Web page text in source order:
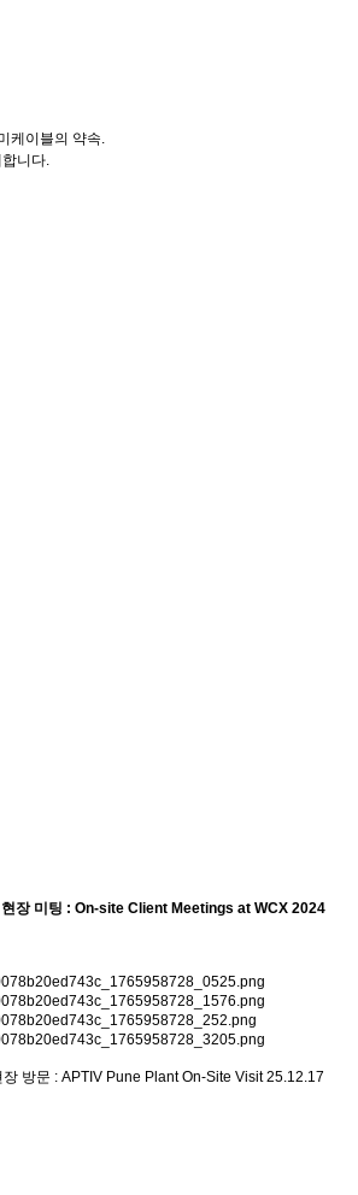
케이블의 약속.
니다.
장 미팅 : On-site Client Meetings at WCX 2024
방문 : APTIV Pune Plant On-Site Visit 25.12.17